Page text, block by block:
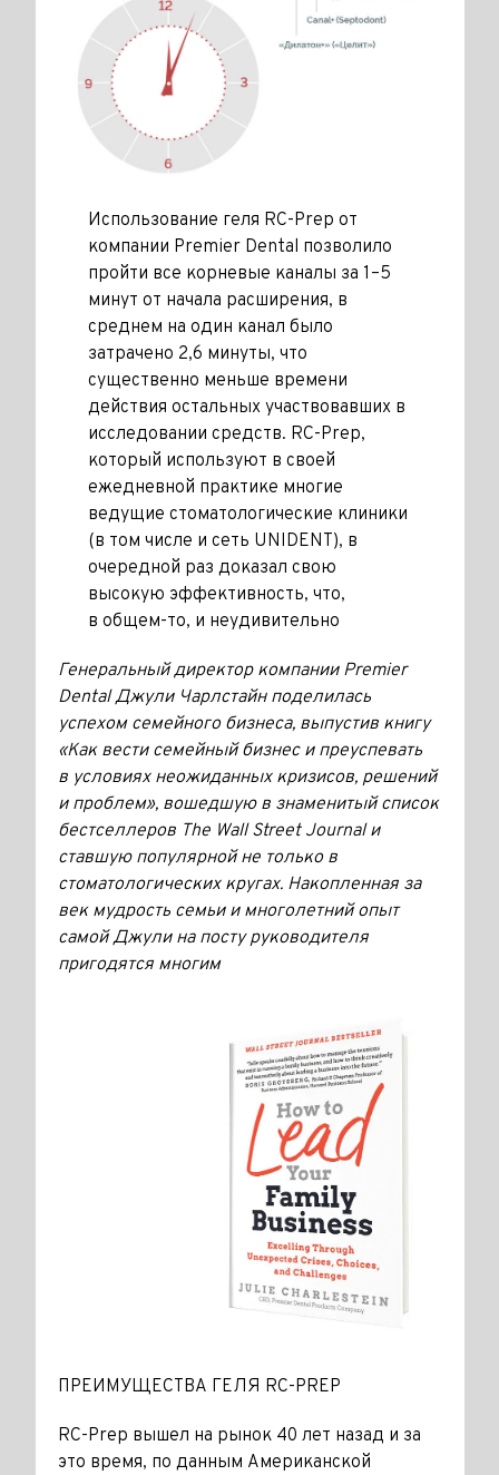
Использование геля RC-Prep от
компании Premier Dental позволило
пройти все корневые каналы за 1–5
минут от начала расширения, в
среднем на один канал было
затрачено 2,6 минуты, что
существенно меньше времени
действия остальных участвовавших в
исследовании средств. RC-Prep,
который используют в своей
ежедневной практике многие
ведущие стоматологические клиники
(в том числе и сеть UNIDENT), в
очередной раз доказал свою
высокую эффективность, что,
в общем-то, и неудивительно
Генеральный директор компании Premier
Dental Джули Чарлстайн поделилась
успехом семейного бизнеса, выпустив книгу
«Как вести семейный бизнес и преуспевать
в условиях неожиданных кризисов, решений
и проблем», вошедшую в знаменитый список
бестселлеров The Wall Street Journal и
ставшую популярной не только в
стоматологических кругах. Накопленная за
век мудрость семьи и многолетний опыт
самой Джули на посту руководителя
пригодятся многим
ПРЕИМУЩЕСТВА ГЕЛЯ RC-PREP
RC-Prep вышел на рынок 40 лет назад и за
это время, по данным Американской